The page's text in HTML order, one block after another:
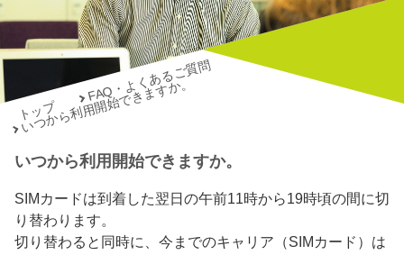
トップ
FAQ・よくあるご質問
いつから利用開始できますか。
いつから利用開始できますか。
SIMカードは到着した翌日の午前11時から19時頃の間に切
り替わります。
切り替わると同時に、今までのキャリア（SIMカード）は